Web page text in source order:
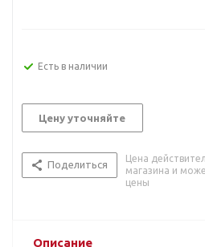
Есть в наличии
Цену уточняйте
Поделиться
Цена
магазина и
цены
Описание